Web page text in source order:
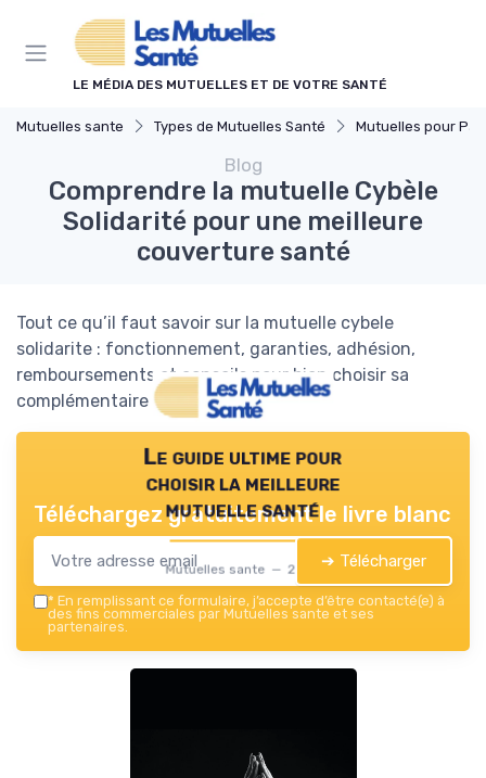
LE MÉDIA DES MUTUELLES ET DE VOTRE SANTÉ
Mutuelles sante Types de Mutuelles Santé Mutuelles pour
Blog
Comprendre la mutuelle Cybèle
Solidarité pour une meilleure
couverture santé
Tout ce qu’il faut savoir sur la mutuelle cybele
solidarite : fonctionnement, garanties, adhésion,
remboursements et conseils pour bien choisir sa
complémentaire santé.
Le guide ultime pour
choisir la meilleure
mutuelle santé
Mutuelles sante — 2026
Téléchargez gratuitement le livre blanc
➔ Télécharger
* En remplissant ce formulaire, j’accepte d’être contacté(e) à
des fins commerciales par Mutuelles sante et ses
partenaires.